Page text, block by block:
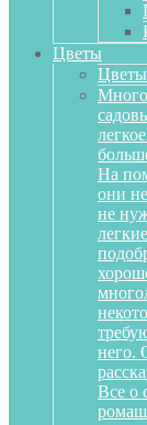
Цветы
Цветы
На
они
не
него.
Все о